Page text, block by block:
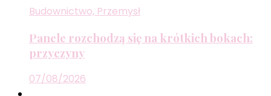
Budownictwo, Przemysł
Panele rozchodzą się na krótkich bokach:
przyczyny
07/08/2026